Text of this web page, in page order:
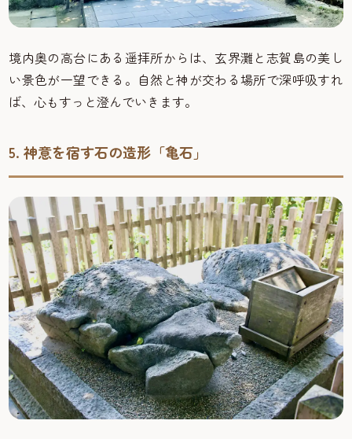
境内奥の高台にある遥拝所からは、玄界灘と志賀島の美し
い景色が一望できる。自然と神が交わる場所で深呼吸すれ
ば、心もすっと澄んでいきます。
5. 神意を宿す石の造形「亀石」